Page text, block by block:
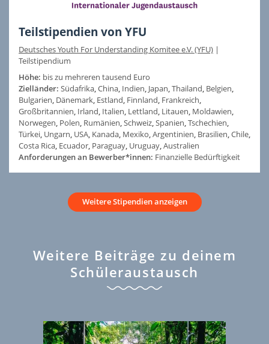
Teilstipendien von YFU
Deutsches Youth For Understanding Komitee e.V. (YFU) |
Teilstipendium
Höhe: bis zu mehreren tausend Euro
Zielländer: Südafrika,China, Indien, Japan,Thailand, Belgien,
Bulgarien, Dänemark, Estland, Finnland, Frankreich,
Großbritannien, Irland, Italien, Lettland, Litauen, Moldawien,
Norwegen, Polen, Rumänien,Schweiz,Spanien,Tschechien,
Türkei, Ungarn, USA, Kanada, Mexiko,Argentinien, Brasilien,Chile,
Costa Rica, Ecuador, Paraguay, Uruguay,Australien
Anforderungen an Bewerber*innen: Finanzielle Bedürftigkeit
Weitere Stipendien anzeigen
Weitere Beiträge zu deinem
Schüleraustausch